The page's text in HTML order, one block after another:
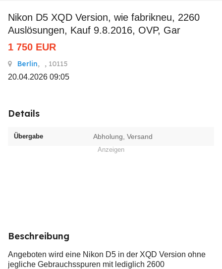
Nikon D5 XQD Version, wie fabrikneu, 2260
Auslösungen, Kauf 9.8.2016, OVP, Gar
1 750 EUR
Berlin, , 10115
20.04.2026 09:05
Details
Übergabe Abholung, Versand
Anzeigen
Beschreibung
Angeboten wird eine Nikon D5 in der XQD Version ohne
jegliche Gebrauchsspuren mit lediglich 2600